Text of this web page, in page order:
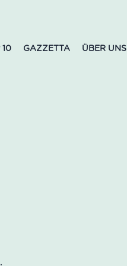
10 GAZZETTA ÜBER UNS